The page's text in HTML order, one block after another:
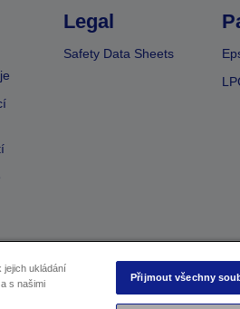
Legal
Safety Data Sheets
jejich ukládání
s našimi
Přijmout všechny